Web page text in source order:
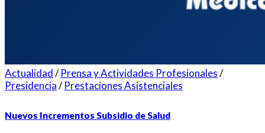
Actualidad/Prensa y Actividades Profesionales/
Presidencia/Prestaciones Asistenciales
Nuevos Incrementos Subsidio de Salud